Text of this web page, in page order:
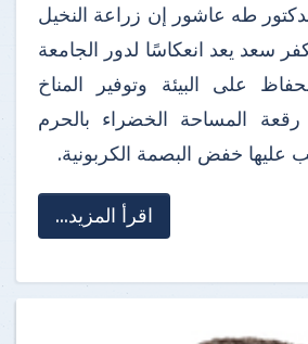
طه عاشور إن زراعة النخيل
سعد يعد انعكاسًا لدور الجامعة
على البيئة وتوفير المناخ
رقعة المساحة الخضراء بالحرم
عليها خفض البصمة الكربونية.
اقرأ المزيد...